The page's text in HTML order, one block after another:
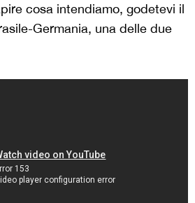
cosa intendiamo, godetevi il
Germania, una delle due